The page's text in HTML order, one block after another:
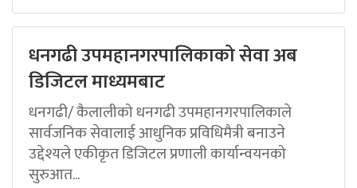
धनगढी उपमहानगरपालिकाको सेवा अब
डिजिटल माध्यमबाट
धनगढी/ कैलालीको धनगढी उपमहानगरपालिकाले
सार्वजनिक सेवालाई आधुनिक प्रविधिमैत्री बनाउने
उद्देश्यले एकीकृत डिजिटल प्रणाली कार्यान्वयनको
सुरुआत...